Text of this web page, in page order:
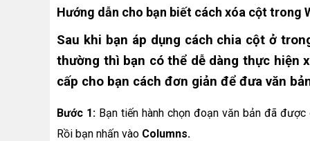
Hướng dẫn cho bạn biết cách xóa cột trong
Sau khi bạn áp dụng cách chia cột ở
thường thì bạn có thể dễ dàng thực hiện
cấp cho bạn cách đơn giản để đưa văn
Bước 1: Bạn tiến hành chọn đoạn văn bản đã
Rồi bạn nhấn vào Columns.